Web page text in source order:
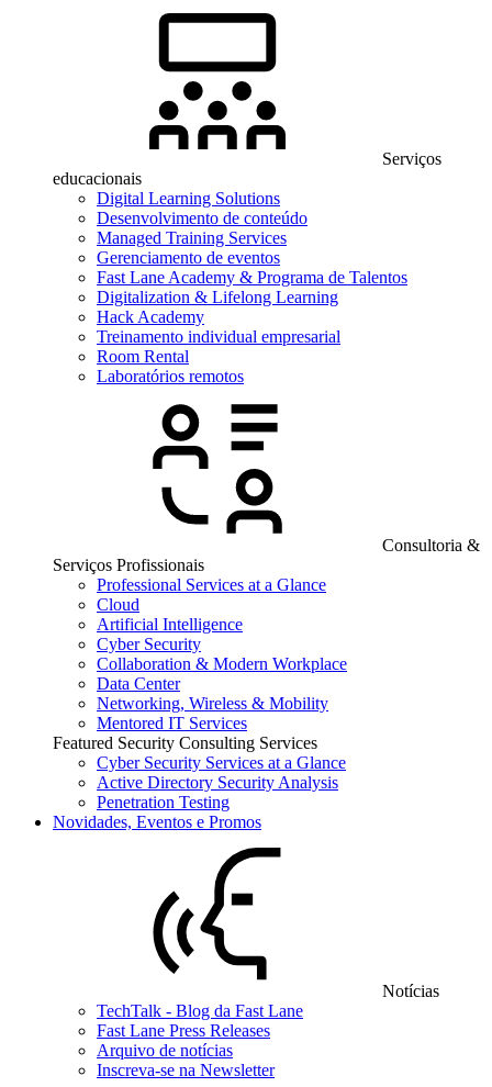
Serviços
educacionais
Digital Learning Solutions
Desenvolvimento de conteúdo
Managed Training Services
Gerenciamento de eventos
Fast Lane Academy & Programa de Talentos
Digitalization & Lifelong Learning
Hack Academy
Treinamento individual empresarial
Room Rental
Laboratórios remotos
Consultoria &
Serviços Profissionais
Professional Services at a Glance
Cloud
Artificial Intelligence
Cyber Security
Collaboration & Modern Workplace
Data Center
Networking, Wireless & Mobility
Mentored IT Services
Featured Security Consulting Services
Cyber Security Services at a Glance
Active Directory Security Analysis
Penetration Testing
Novidades, Eventos e Promos
Notícias
TechTalk - Blog da Fast Lane
Fast Lane Press Releases
Arquivo de notícias
Inscreva-se na Newsletter